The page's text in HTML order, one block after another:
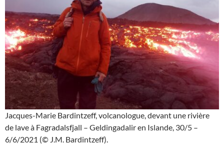
Jacques-Marie Bardintzeff, volcanologue, devant une rivière
de lave à Fagradalsfjall – Geldingadalir en Islande, 30/5 –
6/6/2021 (© J.M. Bardintzeff).